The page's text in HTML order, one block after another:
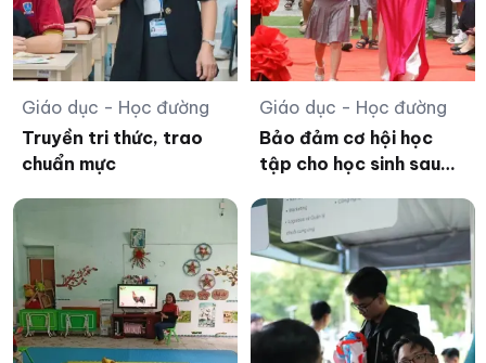
Giáo dục - Học đường
Truyền tri thức, trao
chuẩn mực
Giáo dục - Học đường
Bảo đảm cơ hội học
tập cho học sinh sau
giáo dục